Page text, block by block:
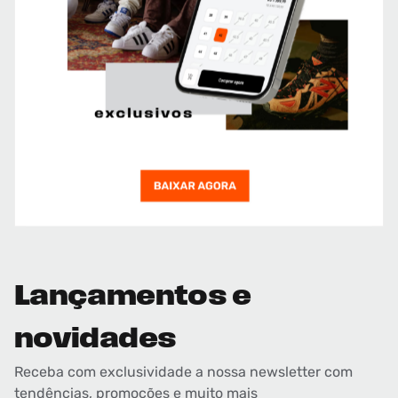
Lançamentos e
novidades
Receba com exclusividade a nossa newsletter com
tendências, promoções e muito mais